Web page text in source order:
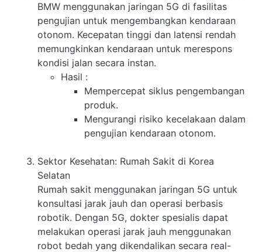
BMW menggunakan jaringan 5G di fasilitas
pengujian untuk mengembangkan kendaraan
otonom. Kecepatan tinggi dan latensi rendah
memungkinkan kendaraan untuk merespons
kondisi jalan secara instan.
Hasil :
Mempercepat siklus pengembangan
produk.
Mengurangi risiko kecelakaan dalam
pengujian kendaraan otonom.
Sektor Kesehatan: Rumah Sakit di Korea
Selatan
Rumah sakit menggunakan jaringan 5G untuk
konsultasi jarak jauh dan operasi berbasis
robotik. Dengan 5G, dokter spesialis dapat
melakukan operasi jarak jauh menggunakan
robot bedah yang dikendalikan secara real-